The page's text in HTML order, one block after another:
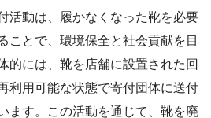
活動は、履かなくなった靴を必要
ことで、環境保全と社会貢献を目
的には、靴を店舗に設置された回
利用可能な状態で寄付団体に送付
ます。この活動を通じて、靴を廃